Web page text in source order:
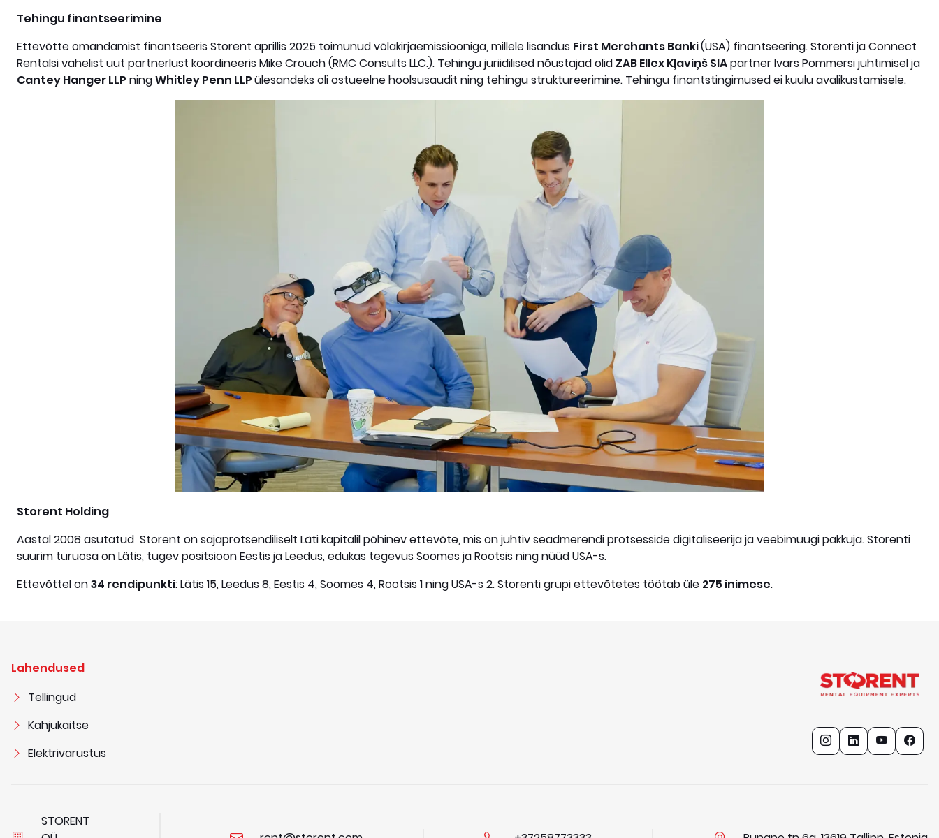
Tehingu finantseerimine
Ettevõtte omandamist finantseeris Storent aprillis 2025 toimunud võlakirjaemissiooniga, millele lisandus First Merchants Banki(USA) finantseering. Storenti ja Connect
Rentalsi vahelist uut partnerlust koordineeris Mike Crouch (RMC Consults LLC.). Tehingu juriidilised nõustajad olid ZAB Ellex Kļaviņš SIApartner Ivars Pommersi juhtimisel ja
Cantey Hanger LLP ningWhitley Penn LLPülesandeks oli ostueelne hoolsusaudit ning tehingu struktureerimine. Tehingu finantstingimused ei kuulu avalikustamisele.
Storent Holding
Aastal 2008 asutatud Storent on sajaprotsendiliselt Läti kapitalil põhinev ettevõte, mis on juhtiv seadmerendi protsesside digitaliseerija ja veebimüügi pakkuja. Storenti
suurim turuosa on Lätis, tugev positsioon Eestis ja Leedus, edukas tegevus Soomes ja Rootsis ning nüüd USA-s.
Ettevõttel on34 rendipunkti: Lätis 15, Leedus 8, Eestis 4, Soomes 4, Rootsis 1 ning USA-s 2. Storenti grupi ettevõtetes töötab üle 275 inimese.
Lahendused
Tellingud
Kahjukaitse
Elektrivarustus
STORENT